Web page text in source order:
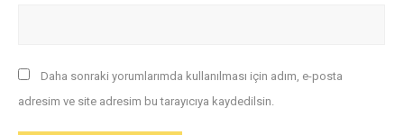
Daha sonraki yorumlarımda kullanılması için adım, e-posta
adresim ve site adresim bu tarayıcıya kaydedilsin.